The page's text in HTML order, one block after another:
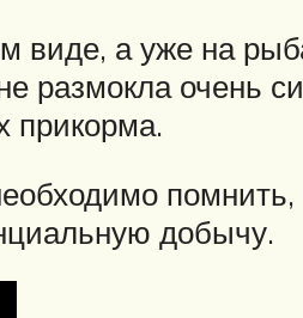
виде, а уже на
размокла очень
прикорма.
помнить,
добычу.